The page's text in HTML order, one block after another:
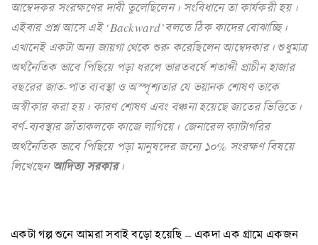
আম্বেদকর সংরক্ষণের দাবী তুলেছিলেন। সংবিধানে তা কার্যকরী হয়।
এইবার প্রশ্ন আসে এই ‘Backward’বলতে ঠিক কাদের বোঝাচ্ছি।
এখানেই একটা অন্য জায়গা থেকে শুরু করেছিলেন আম্বেদকার। শুধুমাত্র
অর্থনৈতিক ভাবে পিছিয়ে পড়া ধরলে ভারতবর্ষে শতাব্দী প্রাচীন হাজার
বছরের জাত-পাত ব্যবস্থা ও অস্পৃশ্যতার যে ভয়ানক শোষণ তাকে
অস্বীকার করা হয়। কারণ শোষণ এবং বঞ্চনা হয়েছে জাতের ভিত্তিতে।
বর্ণ-ব্যবস্থার জাঁতাকলকে কাজে লাগিয়ে। জেনারেল ক্যাটাগরির
অর্থনৈতিক ভাবে পিছিয়ে পড়া মানুষদের জন্যে ১০% সংরক্ষণ বিষয়ে
লিখেছেনআদিত্য সরকার।
একটা গল্প শুনে আমরা সবাই বড়ো হয়েছি – একদা এক গ্রামে একজন